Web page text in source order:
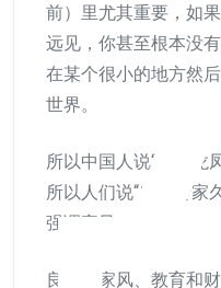
前）里尤其重要，如
远见，你甚至根本没
在某个很小的地方然
世界。
所以中国人说“龙生龙
所以人们说“忠厚传家
强调家风。
良好的家风、教育和